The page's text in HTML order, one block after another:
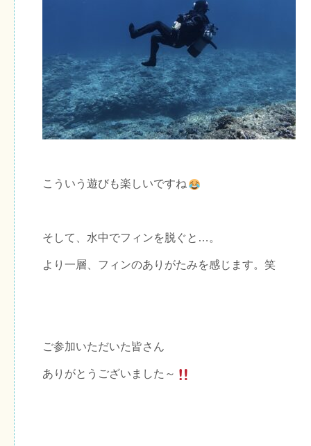
こういう遊びも楽しいですね
そして、水中でフィンを脱ぐと…。
より一層、フィンのありがたみを感じます。笑
ご参加いただいた皆さん
ありがとうございました～